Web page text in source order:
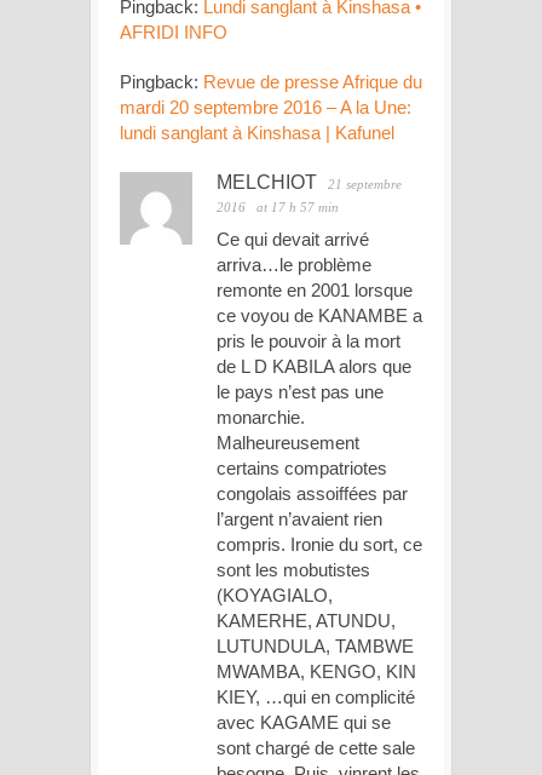
Pingback: Lundi sanglant à Kinshasa •
AFRIDI INFO
Pingback: Revue de presse Afrique du
mardi 20 septembre 2016 – A la Une:
lundi sanglant à Kinshasa | Kafunel
MELCHIOT
21 septembre
2016
at 17 h 57 min
Ce qui devait arrivé
arriva…le problème
remonte en 2001 lorsque
ce voyou de KANAMBE a
pris le pouvoir à la mort
de L D KABILA alors que
le pays n’est pas une
monarchie.
Malheureusement
certains compatriotes
congolais assoiffées par
l’argent n’avaient rien
compris. Ironie du sort, ce
sont les mobutistes
(KOYAGIALO,
KAMERHE, ATUNDU,
LUTUNDULA, TAMBWE
MWAMBA, KENGO, KIN
KIEY, …qui en complicité
avec KAGAME qui se
sont chargé de cette sale